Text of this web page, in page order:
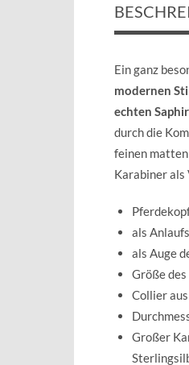
Ein ganz
modernen
echten
durch die
feinen
Karabiner als
als
als Auge
Größe
Collier
Großer